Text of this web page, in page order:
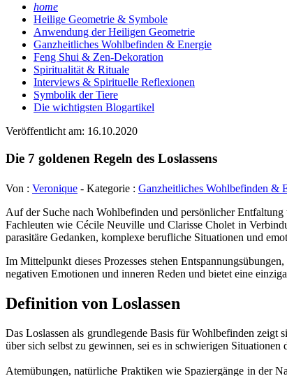
home
Heilige Geometrie & Symbole
Anwendung der Heiligen Geometrie
Ganzheitliches Wohlbefinden & Energie
Feng Shui & Zen-Dekoration
Spiritualität & Rituale
Interviews & Spirituelle Reflexionen
Symbolik der Tiere
Die wichtigsten Blogartikel
Veröffentlicht am: 16.10.2020
Die 7 goldenen Regeln des Loslassens
Von : Veronique - Kategorie : Ganzheitliches Wohlbefinden &
Auf der Suche nach Wohlbefinden und persönlicher
Fachleuten wie Cécile Neuville und Clarisse Cholet in
parasitäre Gedanken, komplexe berufliche Situationen und
Im Mittelpunkt dieses Prozesses stehen
negativen Emotionen und inneren Reden und bietet eine
Definition von Loslassen
Das Loslassen als grundlegende Basis für Wohlbefinden
über sich selbst zu gewinnen, sei es in schwierigen
Atemübungen, natürliche Praktiken wie Spaziergänge in der